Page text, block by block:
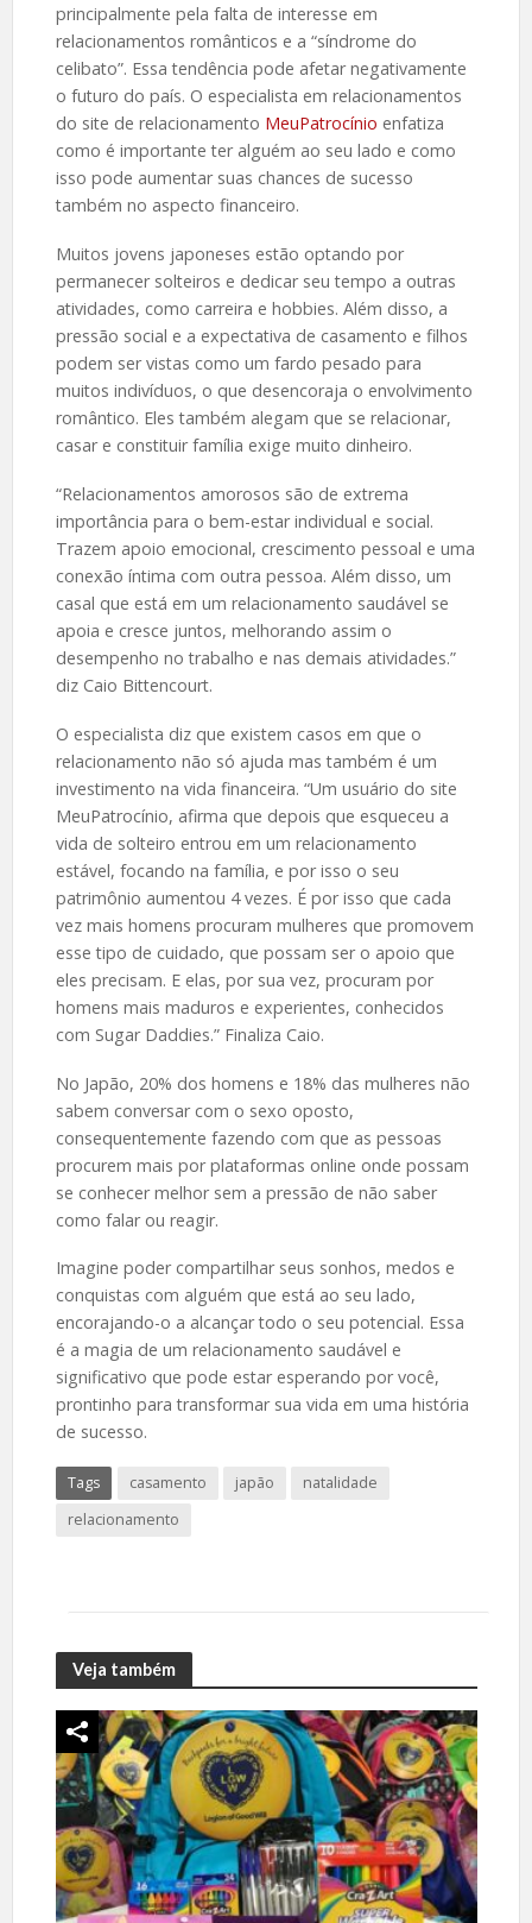
principalmente pela falta de interesse em
relacionamentos românticos e a “síndrome do
celibato”. Essa tendência pode afetar negativamente
o futuro do país. O especialista em relacionamentos
do site de relacionamento MeuPatrocínio enfatiza
como é importante ter alguém ao seu lado e como
isso pode aumentar suas chances de sucesso
também no aspecto financeiro.
Muitos jovens japoneses estão optando por
permanecer solteiros e dedicar seu tempo a outras
atividades, como carreira e hobbies. Além disso, a
pressão social e a expectativa de casamento e filhos
podem ser vistas como um fardo pesado para
muitos indivíduos, o que desencoraja o envolvimento
romântico. Eles também alegam que se relacionar,
casar e constituir família exige muito dinheiro.
“Relacionamentos amorosos são de extrema
importância para o bem-estar individual e social.
Trazem apoio emocional, crescimento pessoal e uma
conexão íntima com outra pessoa. Além disso, um
casal que está em um relacionamento saudável se
apoia e cresce juntos, melhorando assim o
desempenho no trabalho e nas demais atividades.”
diz Caio Bittencourt.
O especialista diz que existem casos em que o
relacionamento não só ajuda mas também é um
investimento na vida financeira. “Um usuário do site
MeuPatrocínio, afirma que depois que esqueceu a
vida de solteiro entrou em um relacionamento
estável, focando na família, e por isso o seu
patrimônio aumentou 4 vezes. É por isso que cada
vez mais homens procuram mulheres que promovem
esse tipo de cuidado, que possam ser o apoio que
eles precisam. E elas, por sua vez, procuram por
homens mais maduros e experientes, conhecidos
com Sugar Daddies.” Finaliza Caio.
No Japão, 20% dos homens e 18% das mulheres não
sabem conversar com o sexo oposto,
consequentemente fazendo com que as pessoas
procurem mais por plataformas online onde possam
se conhecer melhor sem a pressão de não saber
como falar ou reagir.
Imagine poder compartilhar seus sonhos, medos e
conquistas com alguém que está ao seu lado,
encorajando-o a alcançar todo o seu potencial. Essa
é a magia de um relacionamento saudável e
significativo que pode estar esperando por você,
prontinho para transformar sua vida em uma história
de sucesso.
Tags casamento japão
natalidade
relacionamento
Veja também